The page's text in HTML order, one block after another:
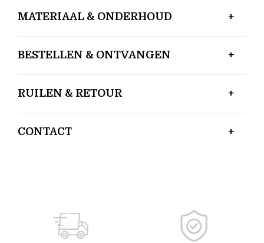
MATERIAAL & ONDERHOUD
BESTELLEN & ONTVANGEN
RUILEN & RETOUR
CONTACT